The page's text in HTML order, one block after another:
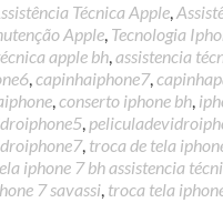
Técnica Apple,
Apple, Tecnologia
apple bh,assistencia
,capinhaiphone7,
,conserto iphone bh,
,
, troca de tela
iphone 7 bh assistencia
7 savassi, troca tela